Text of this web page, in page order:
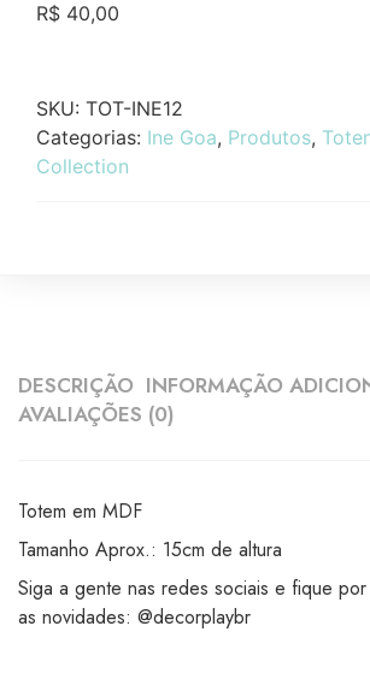
R$ 40,00
SKU: TOT-INE12
Categorias: Ine Goa, Produtos,
Collection
DESCRIÇÃO INFORMAÇÃO
AVALIAÇÕES (0)
Totem em MDF
Tamanho Aprox.: 15cm de altura
Siga a gente nas redes sociais e fique
as novidades: @decorplaybr